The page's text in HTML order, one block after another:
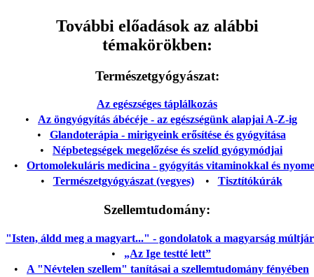
További előadások az alábbi
témakörökben:
Természetgyógyászat:
Az egészséges táplálkozás
• Az öngyógyítás ábécéje - az egészségünk alapjai A-Z-ig
• Glandoterápia - mirigyeink erősítése és gyógyítása
• Népbetegségek megelőzése és szelíd gyógymódjai
• Ortomolekuláris medicina - gyógyítás vitaminokkal és
• Természetgyógyászat (vegyes)• Tisztítókúrák
Szellemtudomány:
"Isten, áldd meg a magyart..." - gondolatok a magyarság
• „Az Ige testté lett”
• A "Névtelen szellem" tanításai a szellemtudomány fényében